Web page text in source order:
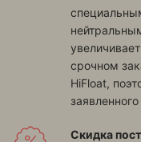
срочном
HiFloat,
Скидка